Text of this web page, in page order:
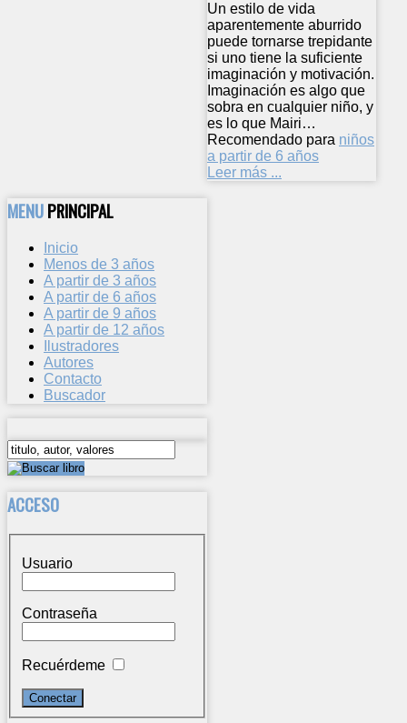
Un estilo de vida
aparentemente aburrido
puede tornarse trepidante
si uno tiene la suficiente
imaginación y motivación.
Imaginación es algo que
sobra en cualquier niño, y
es lo que Mairi…
Recomendado para niños
a partir de 6 años
Leer más ...
MENUPRINCIPAL
Inicio
Menos de 3 años
A partir de 3 años
A partir de 6 años
A partir de 9 años
A partir de 12 años
Ilustradores
Autores
Contacto
Buscador
ACCESO
Usuario
Contraseña
Recuérdeme